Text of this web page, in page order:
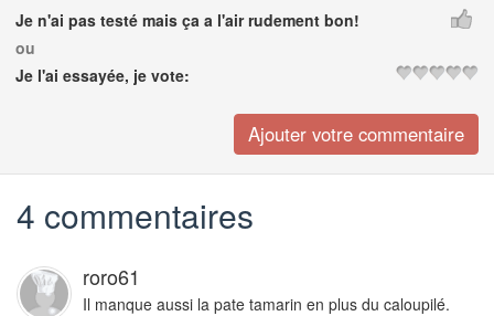
Je n'ai pas testé mais ça a l'air rudement bon!
ou
Je l'ai essayée, je vote:
4 commentaires
roro61
Il manque aussi la pate tamarin en plus du caloupilé.